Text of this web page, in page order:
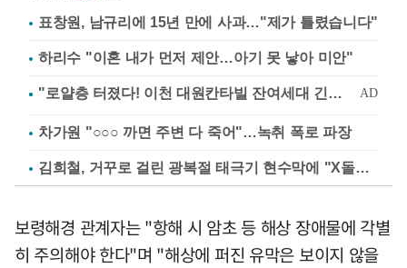
표창원, 남규리에 15년 만에 사과…"제가 틀렸습니다"
하리수 "이혼 내가 먼저 제안…아기 못 낳아 미안"
차가원 "○○○ 까면 주변 다 죽어"…녹취 폭로 파장
김희철, 거꾸로 걸린 광복절 태극기 현수막에 "X돌았네"
보령해경 관계자는 "항해 시 암초 등 해상 장애물에 각별
히 주의해야 한다"며 "해상에 퍼진 유막은 보이지 않을